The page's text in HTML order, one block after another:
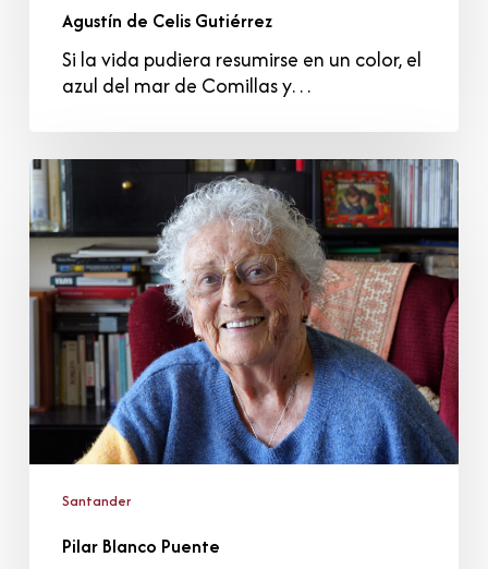
Agustín de Celis Gutiérrez
Si la vida pudiera resumirse en un color, el
azul del mar de Comillas y…
Pilar
Blanco
Puente
Santander
Pilar Blanco Puente